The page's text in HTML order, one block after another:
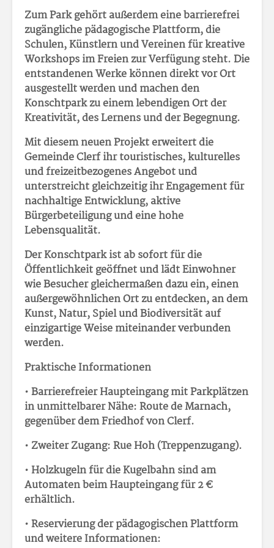
Zum Park gehört außerdem eine barrierefrei
zugängliche pädagogische Plattform, die
Schulen, Künstlern und Vereinen für kreative
Workshops im Freien zur Verfügung steht. Die
entstandenen Werke können direkt vor Ort
ausgestellt werden und machen den
Konschtpark zu einem lebendigen Ort der
Kreativität, des Lernens und der Begegnung.
Mit diesem neuen Projekt erweitert die
Gemeinde Clerf ihr touristisches, kulturelles
und freizeitbezogenes Angebot und
unterstreicht gleichzeitig ihr Engagement für
nachhaltige Entwicklung, aktive
Bürgerbeteiligung und eine hohe
Lebensqualität.
Der Konschtpark ist ab sofort für die
Öffentlichkeit geöffnet und lädt Einwohner
wie Besucher gleichermaßen dazu ein, einen
außergewöhnlichen Ort zu entdecken, an dem
Kunst, Natur, Spiel und Biodiversität auf
einzigartige Weise miteinander verbunden
werden.
Praktische Informationen
• Barrierefreier Haupteingang mit Parkplätzen
in unmittelbarer Nähe: Route de Marnach,
gegenüber dem Friedhof von Clerf.
• Zweiter Zugang: Rue Hoh (Treppenzugang).
• Holzkugeln für die Kugelbahn sind am
Automaten beim Haupteingang für 2 €
erhältlich.
• Reservierung der pädagogischen Plattform
und weitere Informationen: